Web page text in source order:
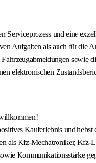
Serviceprozess und eine
Aufgaben als auch für die
sowie
elektronischen
Kauferlebnis und
als Kfz-Mechatroniker, Kfz-
Kommunikationsstärke